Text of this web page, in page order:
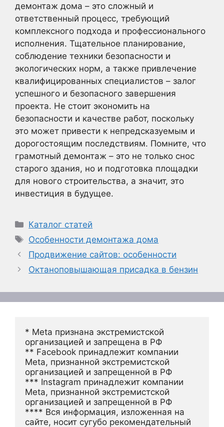
демонтаж дома – это сложный и
ответственный процесс, требующий
комплексного подхода и профессионального
исполнения. Тщательное планирование,
соблюдение техники безопасности и
экологических норм, а также привлечение
квалифицированных специалистов – залог
успешного и безопасного завершения
проекта. Не стоит экономить на
безопасности и качестве работ, поскольку
это может привести к непредсказуемым и
дорогостоящим последствиям. Помните, что
грамотный демонтаж – это не только снос
старого здания, но и подготовка площадки
для нового строительства, а значит, это
инвестиция в будущее.
Рубрики
Каталог статей
Метки
Особенности демонтажа дома
Продвижение сайтов: особенности
Октаноповышающая присадка в бензин
* Meta признана экстремистской
организацией и запрещена в РФ
** Facebook принадлежит компании
Meta, признанной экстремистской
организацией и запрещенной в РФ
*** Instagram принадлежит компании
Meta, признанной экстремистской
организацией и запрещенной в РФ
**** Вся информация, изложенная на
сайте, носит сугубо рекомендательный